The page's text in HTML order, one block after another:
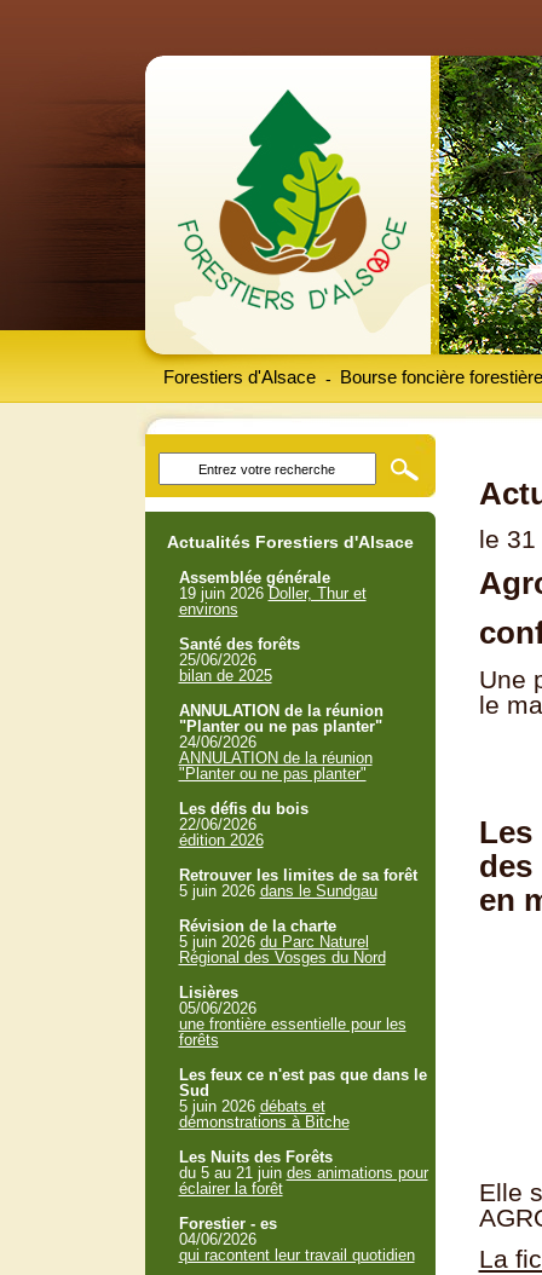
Forestiers d'Alsace Bourse foncière forestière
-
le
Une
le
Les
des
en
Elle
La
Actualités Forestiers d'Alsace
Assemblée générale
19 juin 2026 Doller, Thur et
environs
Santé des forêts
25/06/2026
bilan de 2025
ANNULATION de la réunion
"Planter ou ne pas planter"
24/06/2026
ANNULATION de la réunion
"Planter ou ne pas planter"
Les défis du bois
22/06/2026
édition 2026
Retrouver les limites de sa forêt
5 juin 2026 dans le Sundgau
Révision de la charte
5 juin 2026 du Parc Naturel
Régional des Vosges du Nord
Lisières
05/06/2026
une frontière essentielle pour les
forêts
Les feux ce n'est pas que dans le
Sud
5 juin 2026 débats et
démonstrations à Bitche
Les Nuits des Forêts
du 5 au 21 juin des animations pour
éclairer la forêt
Forestier - es
04/06/2026
qui racontent leur travail quotidien